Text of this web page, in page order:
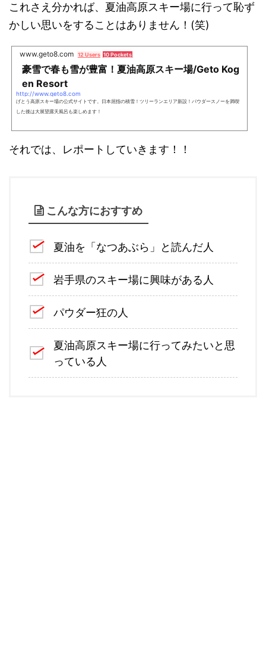
これさえ分かれば、夏油高原スキー場に行って恥ず
かしい思いをすることはありません！(笑)
www.geto8.com 12 Users 10 Pockets
豪雪で春も雪が豊富！夏油高原スキー場/Geto Kog
en Resort
http://www.geto8.com
げとう高原スキー場の公式サイトです。日本屈指の積雪！ツリーランエリア新設！パウダースノーを満喫
した後は大展望露天風呂も楽しめます！
それでは、レポートしていきます！！
こんな方におすすめ
夏油を「なつあぶら」と読んだ人
岩手県のスキー場に興味がある人
パウダー狂の人
夏油高原スキー場に行ってみたいと思
っている人